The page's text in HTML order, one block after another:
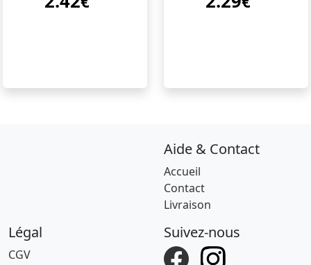
Aide & Contact
Accueil
Contact
Livraison
Légal
CGV
Suivez-nous